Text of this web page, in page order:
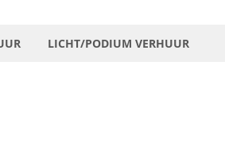
LICHT/PODIUM VERHUUR